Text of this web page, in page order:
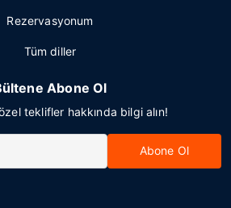
Rezervasyonum
Tüm diller
Abone Ol
teklifler hakkında bilgi alın!
Abone Ol